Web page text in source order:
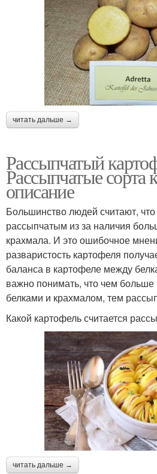
читать дальше →
Рассыпчатый
Рассыпчатые сорта
описание
Большинство людей считают,
рассыпчатым из за наличия
крахмала. И это ошибочное
разваристость картофеля
баланса в картофеле между
важно понимать, что чем
белками и крахмалом, тем
Какой картофель считается
читать дальше →